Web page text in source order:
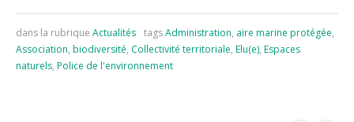
dans la rubrique Actualités tagsAdministration, aire marine protégée,
Association, biodiversité, Collectivité territoriale, Elu(e), Espaces
naturels, Police de l'environnement